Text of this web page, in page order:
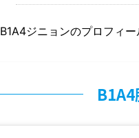
B1A4ジニョンのプロフィー